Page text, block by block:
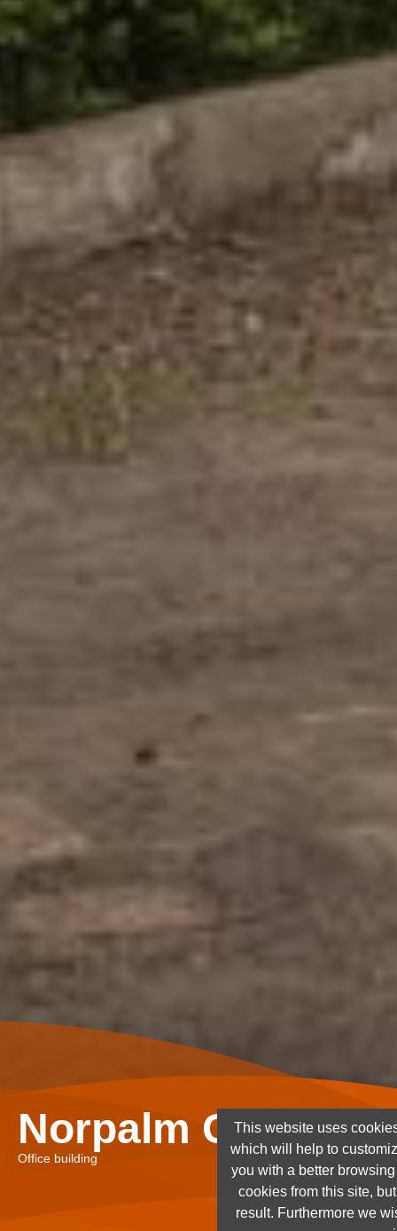
Norpalm Ghana
Office building
This website uses
which will help to
you with a better
cookies from this site,
result. Furthermore we